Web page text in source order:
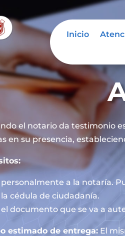
Inicio
el notario da testimonio
en su presencia,
a la notaría.
cédula de ciudadanía.
documento que se va a
estimado de entrega:El